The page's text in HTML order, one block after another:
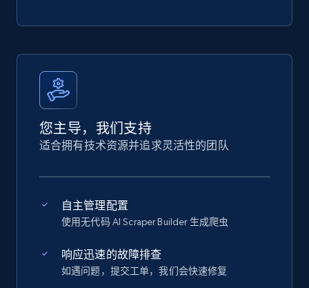
您主导，我们支持
适合拥有技术资源并追求灵活性的团队
自主管理配置
使用无代码 AI Scraper Builder 生成爬虫
响应迅速的故障排查
如遇问题，提交工单，我们会快速修复